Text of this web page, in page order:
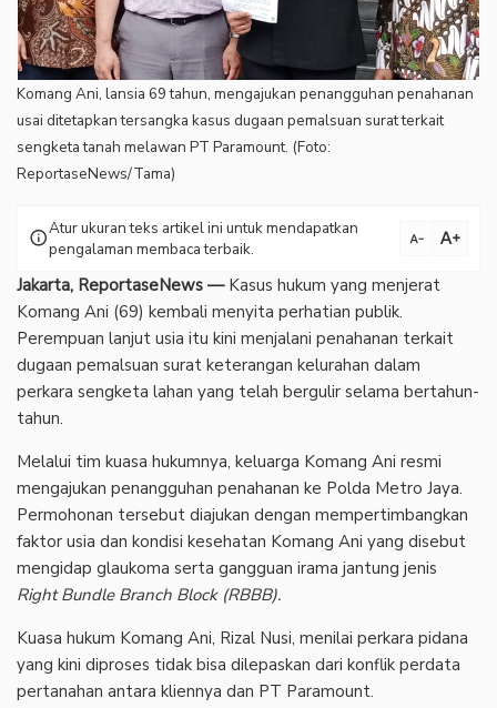
Komang Ani, lansia 69 tahun, mengajukan penangguhan penahanan
usai ditetapkan tersangka kasus dugaan pemalsuan surat terkait
sengketa tanah melawan PT Paramount. (Foto:
ReportaseNews/Tama)
infoAtur ukuran teks artikel ini untuk mendapatkan
pengalaman membaca terbaik.
text_decrease text_increase
Jakarta, ReportaseNews —Kasus hukum yang menjerat
Komang Ani (69) kembali menyita perhatian publik.
Perempuan lanjut usia itu kini menjalani penahanan terkait
dugaan pemalsuan surat keterangan kelurahan dalam
perkara sengketa lahan yang telah bergulir selama bertahun-
tahun.
‎Melalui tim kuasa hukumnya, keluarga Komang Ani resmi
mengajukan penangguhan penahanan ke Polda Metro Jaya.
Permohonan tersebut diajukan dengan mempertimbangkan
faktor usia dan kondisi kesehatan Komang Ani yang disebut
mengidap glaukoma serta gangguan irama jantung jenis
Right Bundle Branch Block (RBBB).
‎Kuasa hukum Komang Ani, Rizal Nusi, menilai perkara pidana
yang kini diproses tidak bisa dilepaskan dari konflik perdata
pertanahan antara kliennya dan PT Paramount.